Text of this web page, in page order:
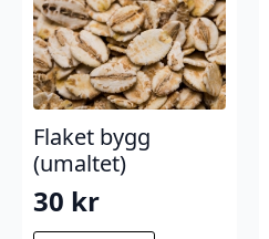
Flaket bygg
(umaltet)
30 kr